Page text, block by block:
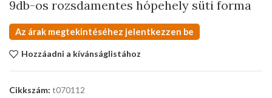
9db-os rozsdamentes hópehely süti forma
Az árak megtekintéséhez jelentkezzen be
Hozzáadni a kívánságlistához
Cikkszám: t070112